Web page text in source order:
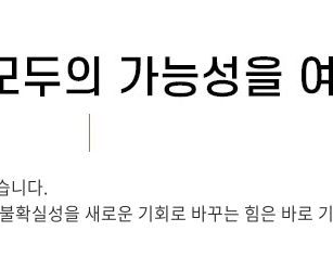
니다.
확실성을 새로운 기회로 바꾸는 힘은 바로